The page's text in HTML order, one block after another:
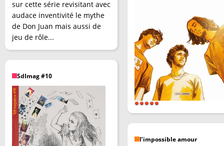
sur cette série revisitant avec
audace inventivité le mythe
de Don Juan mais aussi de
jeu de rôle...
SdImag #10
l’impossible amour